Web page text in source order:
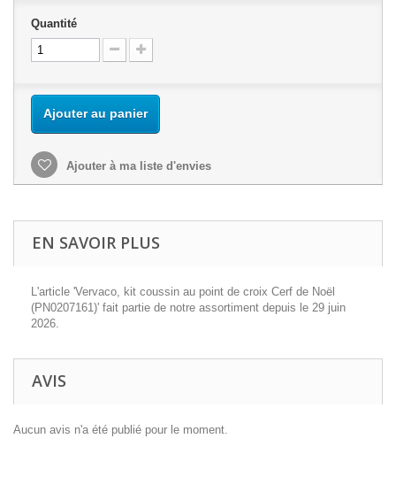
Quantité
Ajouter au panier
Ajouter à ma liste d'envies
EN SAVOIR PLUS
L'article 'Vervaco, kit coussin au point de croix Cerf de Noël
(PN0207161)' fait partie de notre assortiment depuis le 29 juin
2026.
AVIS
Aucun avis n'a été publié pour le moment.